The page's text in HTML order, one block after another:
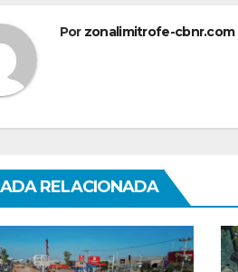
Por zonalimitrofe-cbnr.com
RELACIONADA